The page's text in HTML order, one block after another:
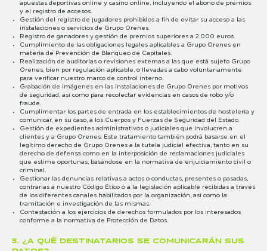
apuestas deportivas online y casino online, incluyendo el abono de premios
y el registro de accesos.
Gestión del registro de jugadores prohibidos a fin de evitar su acceso a las
instalaciones o servicios de Grupo Orenes.
Registro de ganadores y gestión de premios superiores a 2.000 euros.
Cumplimiento de las obligaciones legales aplicables a Grupo Orenes en
materia de Prevención de Blanqueo de Capitales.
Realización de auditorías o revisiones externas a las que está sujeto Grupo
Orenes, bien por regulación aplicable, o llevadas a cabo voluntariamente
para verificar nuestro marco de control interno.
Grabación de imágenes en las instalaciones de Grupo Orenes por motivos
de seguridad, así como para recolectar evidencias en casos de robo y/o
fraude.
Cumplimentar los partes de entrada en los establecimientos de hostelería y
comunicar, en su caso, a los Cuerpos y Fuerzas de Seguridad del Estado.
Gestión de expedientes administrativos o judiciales que involucren a
clientes y a Grupo Orenes. Este tratamiento también podrá basarse en el
legítimo derecho de Grupo Orenes a la tutela judicial efectiva, tanto en su
derecho de defensa como en la interposición de reclamaciones judiciales
que estime oportunas, basándose en la normativa de enjuiciamiento civil o
criminal.
Gestionar las denuncias relativas a actos o conductas, presentes o pasadas,
contrarias a nuestro Código Ético o a la legislación aplicable recibidas a través
de los diferentes canales habilitados por la organización, así como la
tramitación e investigación de las mismas.
Contestación a los ejercicios de derechos formulados por los interesados
conforme a la normativa de Protección de Datos.
3. ¿A QUÉ DESTINATARIOS SE COMUNICARÁN SUS
DATOS?